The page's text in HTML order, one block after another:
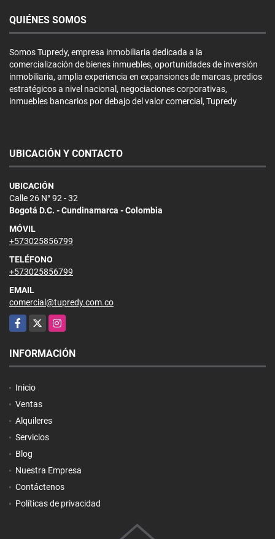
QUIÉNES SOMOS
Somos Tupredy, empresa inmobiliaria dedicada a la
comercialización de bienes inmuebles, oportunidades de inversión
inmobiliaria, amplia experiencia en expansiones de marcas, predios
estratégicos a nivel nacional, negociaciones corporativas,
inmuebles bancarios por debajo del valor comercial, Tupredy
UBICACIÓN Y CONTACTO
UBICACIÓN
Calle 26 N° 92 - 32
Bogotá D.C. - Cundinamarca - Colombia
MÓVIL
+573025856799
TELÉFONO
+573025856799
EMAIL
comercial@tupredy.com.co
Facebook
X Instagram
INFORMACIÓN
Inicio
Ventas
Alquileres
Servicios
Blog
Nuestra Empresa
Contáctenos
Políticas de privacidad